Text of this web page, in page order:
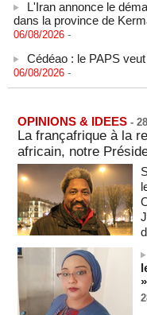
dans la province de
06/08/2026 -
06/08/2026
L'armée nigériane
Au Nigeria, plus de
libérées
06/08/2026 -
Au Nigeria, plus de
libérées
06/08/2026 -
Soutenir l’intégrité de
06/08/2026 -
Taïwan bloque un
invasion par la Chine
06/08/2026 -
OPINIONS & IDEES -
La françafrique à la
africain, notre